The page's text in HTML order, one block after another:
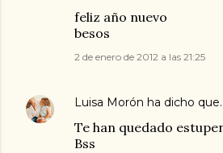
feliz año nuevo
besos
2 de enero de 2012 a las 21:25
Luisa Morón ha dicho
Te han quedado
Bss